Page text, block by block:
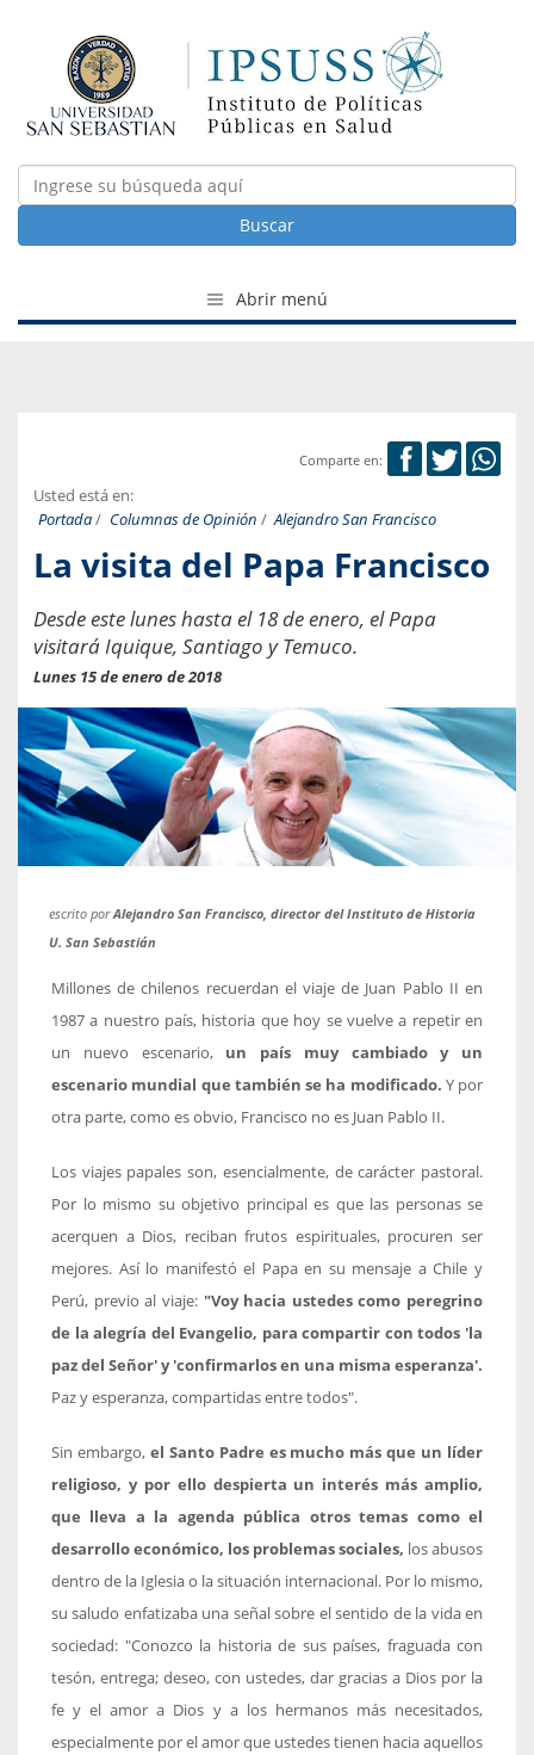
Buscar
Abrir menú
Comparte en:
Usted está en:
Portada/ Columnas de Opinión / Alejandro San Francisco
La visita del Papa Francisco
Desde este lunes hasta el 18 de enero, el Papa
visitará Iquique, Santiago y Temuco.
Lunes 15 de enero de 2018
escrito porAlejandro San Francisco, director del Instituto de Historia
U. San Sebastián
Millones de chilenos recuerdan el viaje de Juan Pablo II en
1987 a nuestro país, historia que hoy se vuelve a repetir en
un nuevo escenario, un país muy cambiado y un
escenario mundial que también se ha modificado. Y por
otra parte, como es obvio, Francisco no es Juan Pablo II.
Los viajes papales son, esencialmente, de carácter pastoral.
Por lo mismo su objetivo principal es que las personas se
acerquen a Dios, reciban frutos espirituales, procuren ser
mejores. Así lo manifestó el Papa en su mensaje a Chile y
Perú, previo al viaje: "Voy hacia ustedes como peregrino
de la alegría del Evangelio, para compartir con todos 'la
paz del Señor' y 'confirmarlos en una misma esperanza'.
Paz y esperanza, compartidas entre todos".
Sin embargo, el Santo Padre es mucho más que un líder
religioso, y por ello despierta un interés más amplio,
que lleva a la agenda pública otros temas como el
desarrollo económico, los problemas sociales, los abusos
dentro de la Iglesia o la situación internacional. Por lo mismo,
su saludo enfatizaba una señal sobre el sentido de la vida en
sociedad: "Conozco la historia de sus países, fraguada con
tesón, entrega; deseo, con ustedes, dar gracias a Dios por la
fe y el amor a Dios y a los hermanos más necesitados,
especialmente por el amor que ustedes tienen hacia aquellos